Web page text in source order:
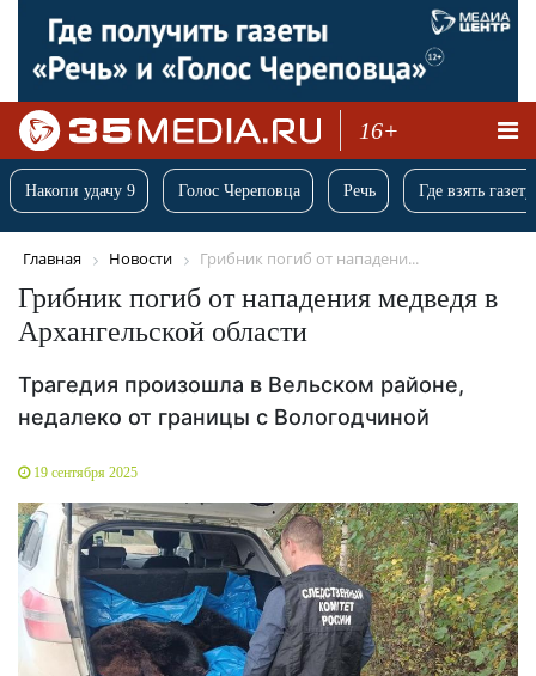
16+
Накопи удачу 9 Голос Череповца Речь Где взять
Главная Новости Грибник погиб от нападени...
Грибник погиб от нападения медведя в
Архангельской области
Трагедия произошла в Вельском районе,
недалеко от границы с Вологодчиной
19 сентября 2025